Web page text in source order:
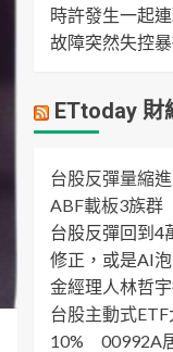
時許發生一起
故障突然失控
ETtoday 財
台股反彈量縮
ABF載板3族群
台股反彈回到4
修正，或是AI
金經理人林哲
台股主動式
10% 00992A